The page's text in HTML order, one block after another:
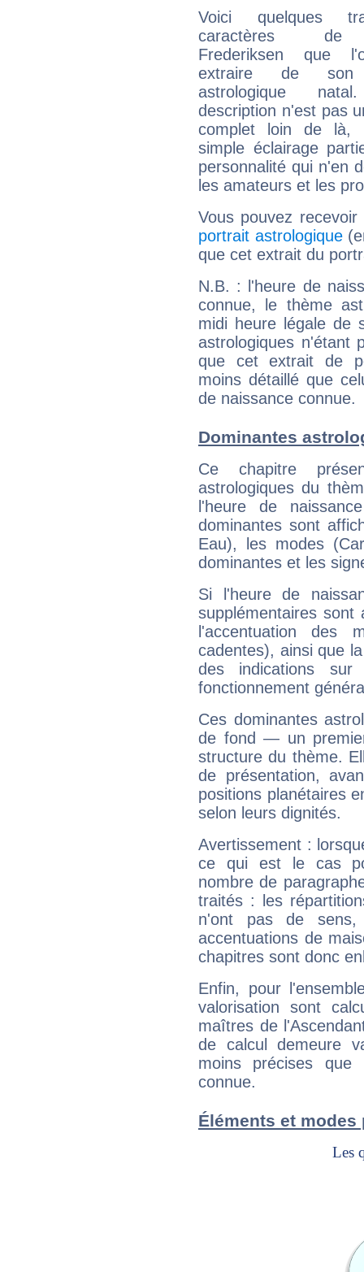
Voici quelques
caractères de
Frederiksen que
extraire de son
astrologique
description n'est pas
complet loin de là,
simple éclairage
personnalité qui n'en
les amateurs et les
Vous pouvez
portrait astrologique
que cet extrait du
N.B. : l'heure de
connue, le thème
midi heure légale de
astrologiques n'étant
que cet extrait de
moins détaillé que
de naissance connue.
Dominantes
Ce chapitre
astrologiques du
l'heure de
dominantes sont
Eau), les modes
dominantes et les
Si l'heure de
supplémentaires sont
l'accentuation des
cadentes), ainsi que
des indications sur
fonctionnement
Ces dominantes
de fond — un
structure du thème.
de présentation,
positions planétaires
selon leurs dignités.
Avertissement :
ce qui est le cas
nombre de
traités : les
n'ont pas de sens,
accentuations de
chapitres sont donc
Enfin, pour
valorisation sont
maîtres de
de calcul demeure
moins précises que
connue.
Éléments et